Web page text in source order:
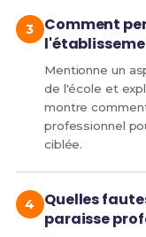
Comment
Mentionne un
de l'école et
montre
professionnel
ciblée.
Quelles
paraisse